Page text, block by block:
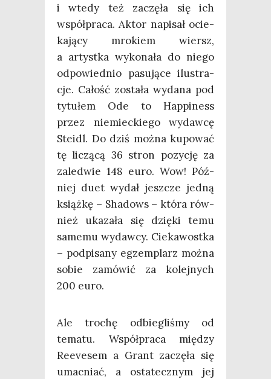
i wte­dy też zaczę­ła się ich
współ­pra­ca. Aktor napi­sał ocie­
ka­ją­cy mro­kiem wiersz,
a artyst­ka wyko­na­ła do nie­go
odpo­wied­nio pasu­ją­ce ilu­stra­
cje. Całość zosta­ła wyda­na pod
tytu­łem Ode to Hap­pi­ness
przez nie­miec­kie­go wydaw­cę
Ste­idl. Do dziś moż­na kupo­wać
tę liczą­cą 36 stron pozy­cję za
zale­d­wie 148 euro. Wow! Póź­
niej duet wydał jesz­cze jed­ną
książ­kę – Sha­dows – któ­ra rów­
nież uka­za­ła się dzię­ki temu
same­mu wydaw­cy. Cie­ka­wost­ka
– pod­pi­sa­ny egzem­plarz moż­na
sobie zamó­wić za kolej­nych
200 euro.
Ale tro­chę odbie­gli­śmy od
tema­tu. Współ­pra­ca mię­dzy
Reeve­sem a Grant zaczę­ła się
umac­niać, a osta­tecz­nym jej